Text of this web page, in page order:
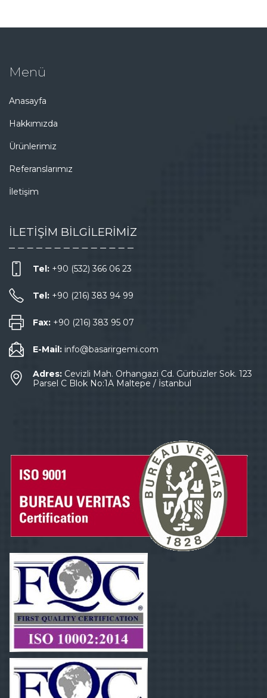
Menü
Anasayfa
Hakkımızda
Ürünlerimiz
Referanslarımız
İletişim
İLETİŞİM BİLGİLERİMİZ
Tel: +90 (532) 366 06 23
Tel: +90 (216) 383 94 99
Fax: +90 (216) 383 95 07
E-Mail: info@basarirgemi.com
Adres: Cevizli Mah. Orhangazi Cd. Gürbüzler Sok. 123
Parsel C Blok No:1A Maltepe / İstanbul